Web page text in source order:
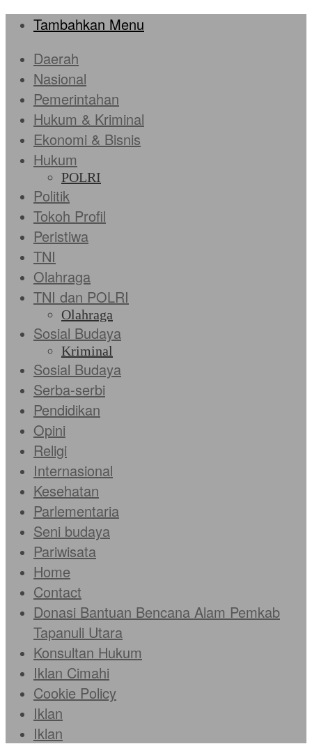
Tambahkan Menu
Daerah
Nasional
Pemerintahan
Hukum & Kriminal
Ekonomi & Bisnis
Hukum
POLRI
Politik
Tokoh Profil
Peristiwa
TNI
Olahraga
TNI dan POLRI
Olahraga
Sosial Budaya
Kriminal
Sosial Budaya
Serba-serbi
Pendidikan
Opini
Religi
Internasional
Kesehatan
Parlementaria
Seni budaya
Pariwisata
Home
Contact
Donasi Bantuan Bencana Alam Pemkab
Tapanuli Utara
Konsultan Hukum
Iklan Cimahi
Cookie Policy
Iklan
Iklan